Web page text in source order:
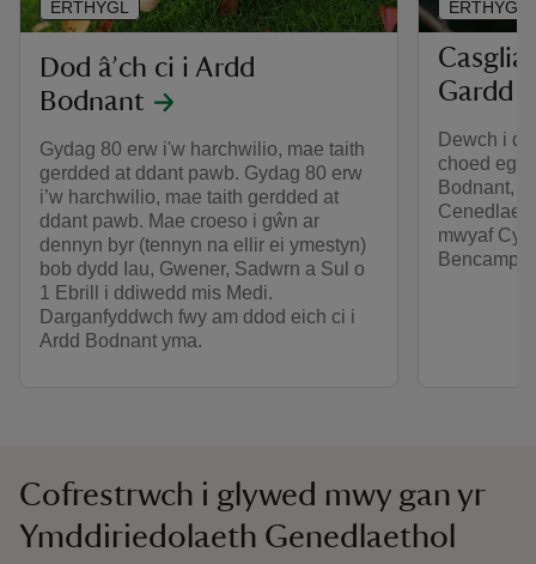
Dod â’ch ci i Ardd
Bodnant
Gydag 80 erw i'w harchwilio, mae taith
gerdded at ddant pawb. Gydag 80 erw
i’w harchwilio, mae taith gerdded at
ddant pawb. Mae croeso i gŵn ar
dennyn byr (tennyn na ellir ei ymestyn)
bob dydd Iau, Gwener, Sadwrn a Sul o
1 Ebrill i ddiwedd mis Medi.
Darganfyddwch fwy am ddod eich ci i
Ardd Bodnant yma.
ERTHYGL
Gardd
Dewch i
choed
Bodnant,
mwyaf
ERTHYGL
Cofrestrwch i glywed mwy gan yr
Ymddiriedolaeth Genedlaethol